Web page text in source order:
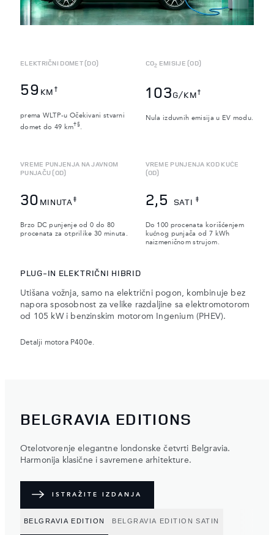
ELEKTRIČNI DOMET (DO)
59 KM †
prema WLTP-u Očekivani stvarni
domet do 49 km†§.
CO2 EMISIJE (OD)
103G/KM†
Nula izduvnih emisija u EV modu.
VREME PUNJENJA NA JAVNOM
PUNJAČU (OD)
30 MINUTA ‡
Brzo DC punjenje od 0 do 80
procenata za otprilike 30 minuta.
VREME PUNJENJA KOD KUĆE
(OD)
2,5 SATI ‡
Do 100 procenata korišćenjem
kućnog punjača od 7 kWh
naizmeničnom strujom.
PLUG-IN ELEKTRIČNI HIBRID
Utišana vožnja, samo na električni pogon, kombinuje bez
napora sposobnost za velike razdaljine sa elektromotorom
od 105 kW i benzinskim motorom Ingenium (PHEV).
Detalji motora P400e.
BELGRAVIA EDITIONS
Otelotvorenje elegantne londonske četvrti Belgravia.
Harmonija klasične i savremene arhitekture.
ISTRAŽITE IZDANJA
BELGRAVIA EDITION BELGRAVIA EDITION SATIN